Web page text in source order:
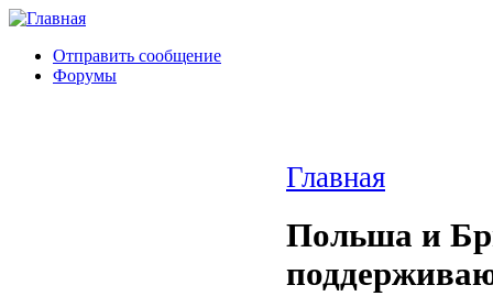
Отправить сообщение
Форумы
Главная
Польша и